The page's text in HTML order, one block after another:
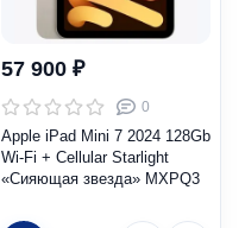
57 900 ₽
0
Apple iPad Mini 7 2024 128Gb
Wi-Fi + Cellular Starlight
«Сияющая звезда» MXPQ3